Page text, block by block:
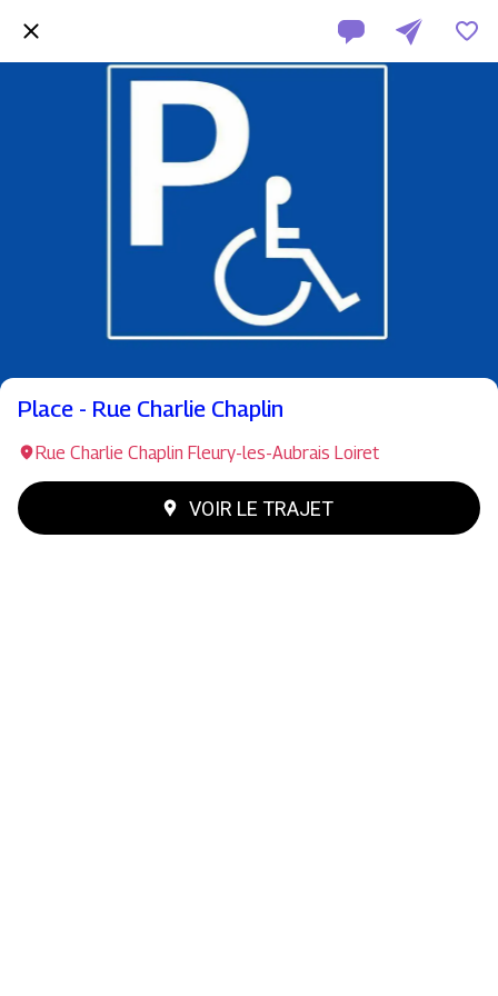
Place - Rue Charlie Chaplin
Rue Charlie Chaplin Fleury-les-Aubrais Loiret
VOIR LE TRAJET